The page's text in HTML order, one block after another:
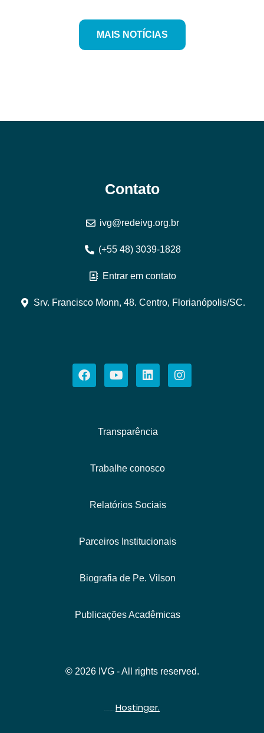
MAIS NOTÍCIAS
Contato
ivg@redeivg.org.br
(+55 48) 3039-1828
Entrar em contato
Srv. Francisco Monn, 48. Centro, Florianópolis/SC.
Transparência
Trabalhe conosco
Relatórios Sociais
Parceiros Institucionais
Biografia de Pe. Vilson
Publicações Acadêmicas
© 2026 IVG - All rights reserved.
Hostinger.